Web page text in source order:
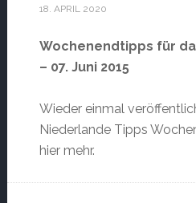
18. APRIL 2020
Wochenendtipps für
– 07. Juni 2015
Wieder einmal
Niederlande Tipps
hier mehr.